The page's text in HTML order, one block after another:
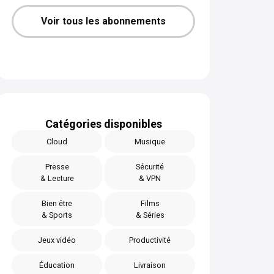
Voir tous les abonnements
Catégories disponibles
Cloud Musique
Presse
& Lecture
Sécurité
& VPN
Bien être
& Sports
Films
& Séries
Jeux vidéo Productivité
Éducation Livraison